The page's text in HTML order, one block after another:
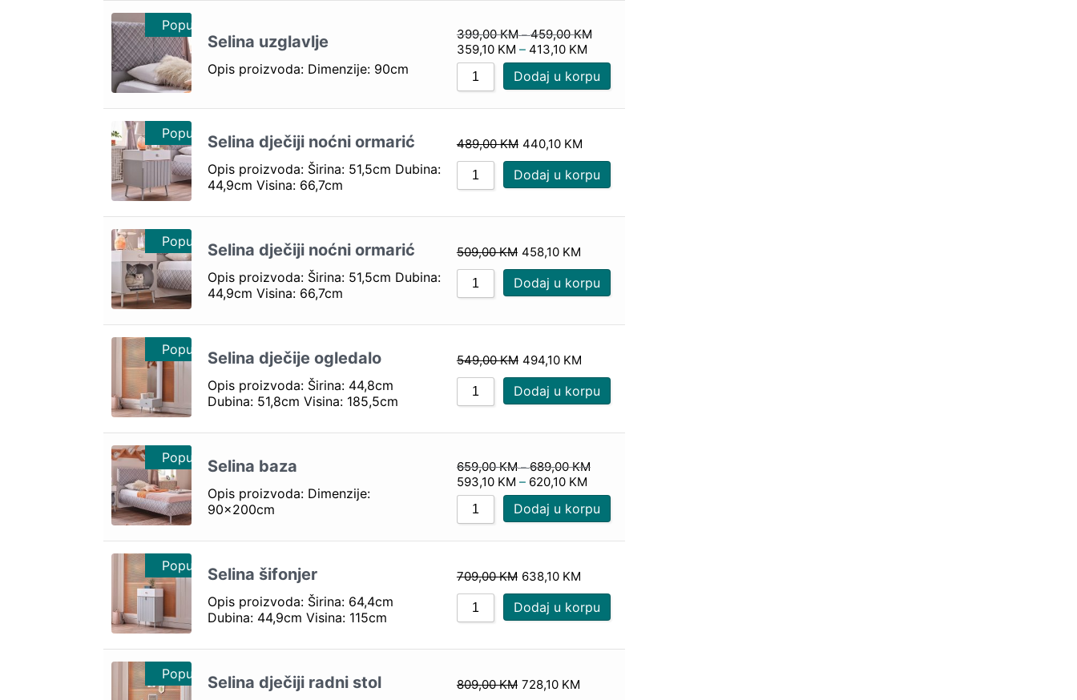
Popust 10%
Popust 10%
Selina uzglavlje
Opis proizvoda: Dimenzije: 90cm
399,00KM – 459,00KM
359,10 KM – 413,10 KM
Dodaj u korpu
Popust 10%Selina dječiji noćni ormarić
Opis proizvoda: Širina: 51,5cm Dubina:
44,9cm Visina: 66,7cm
489,00KM 440,10 KM
Dodaj u korpu
Popust 10%Selina dječiji noćni ormarić
Opis proizvoda: Širina: 51,5cm Dubina:
44,9cm Visina: 66,7cm
509,00KM 458,10 KM
Dodaj u korpu
Popust 10%Selina dječije ogledalo
Opis proizvoda: Širina: 44,8cm
Dubina: 51,8cm Visina: 185,5cm
549,00KM 494,10 KM
Dodaj u korpu
Popust 10%
Popust 10%Selina baza
Opis proizvoda: Dimenzije:
90x200cm
659,00KM – 689,00KM
593,10 KM – 620,10 KM
Dodaj u korpu
Popust 10%Selina šifonjer
Opis proizvoda: Širina: 64,4cm
Dubina: 44,9cm Visina: 115cm
709,00KM 638,10 KM
Dodaj u korpu
Popust 10%Selina dječiji radni stol 809,00KM 728,10 KM